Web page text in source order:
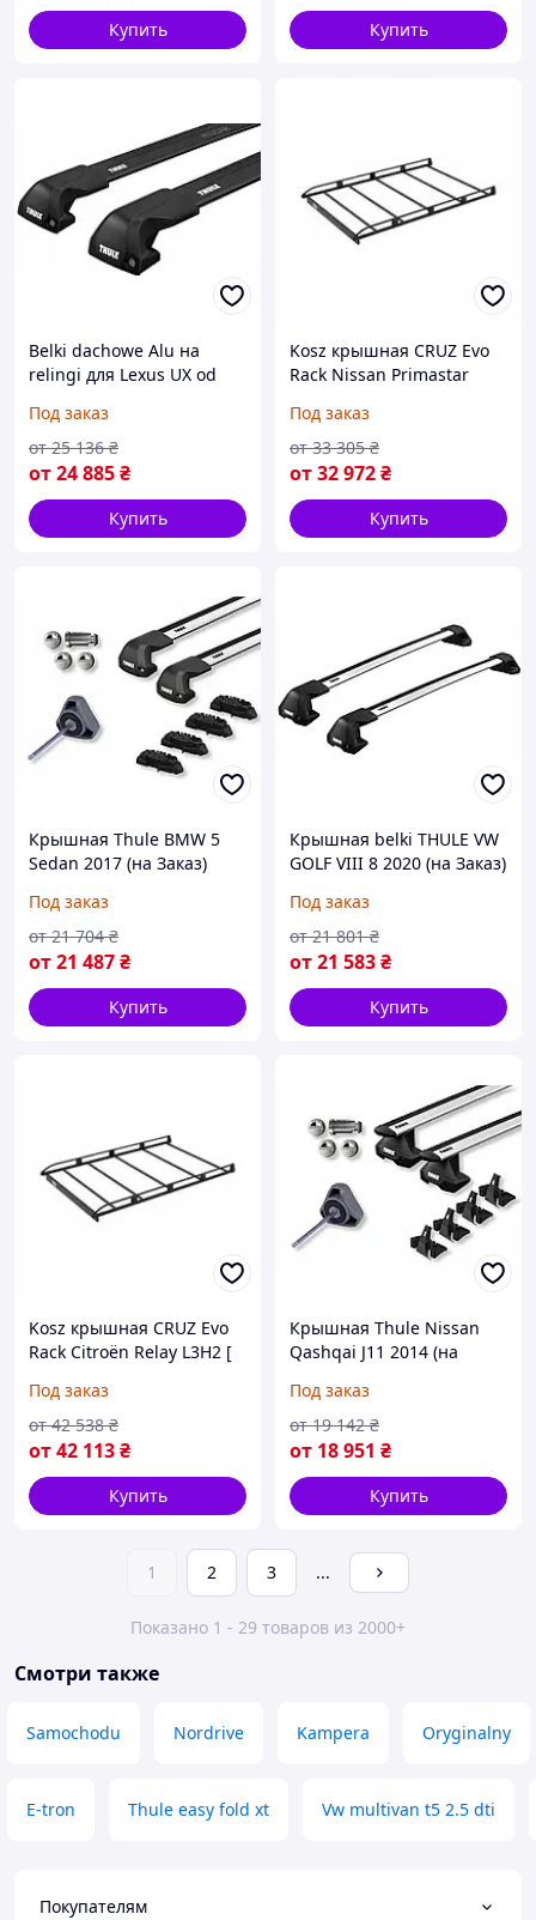
Купить Купить
Belki dachowe Alu на
relingi для Lexus UX od
Под заказ
от24 885₴
от 25 136 ₴
Купить
Kosz крышная CRUZ Evo
Rack Nissan Primastar
Под заказ
от32 972₴
от 33 305 ₴
Купить
Крышная Thule BMW 5
Sedan 2017 (на Заказ)
Под заказ
от21 487₴
от 21 704 ₴
Купить
Крышная belki THULE VW
GOLF VIII 8 2020 (на Заказ)
Под заказ
от21 583₴
от 21 801 ₴
Купить
Kosz крышная CRUZ Evo
Rack Citroën Relay L3H2 [
Под заказ
от42 113₴
от 42 538 ₴
Купить
Крышная Thule Nissan
Qashqai J11 2014 (на
Под заказ
от 18 951 ₴
от 19 142 ₴
Купить
1 2 3 ...
Показано 1 - 29 товаров из 2000+
Смотри также
Samochodu Nordrive Kampera Oryginalny
E-tron Thule easy fold xt Vw multivan t5 2.5 dti
Покупателям